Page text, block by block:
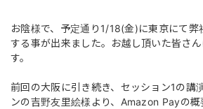
お陰様で、予定通り1/18(金)に東京にて
する事が出来ました。お越し頂いた皆さ
す。
前回の大阪に引き続き、セッション1の講
ンの吉野友里絵様より、Amazon Payの